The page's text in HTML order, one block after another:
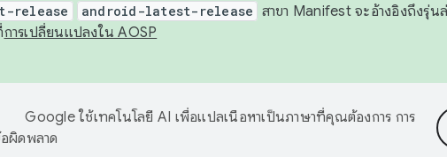
release android-latest-release สาขา Manifest จะอ้างอิงถึงรุ่
การเปลี่ยนแปลงใน AOSP
Google ใช้เทคโนโลยี AI เพื่อแปลเนื้อหาเป็นภาษาที่คุณต้องการ การ
ผิดพลาด